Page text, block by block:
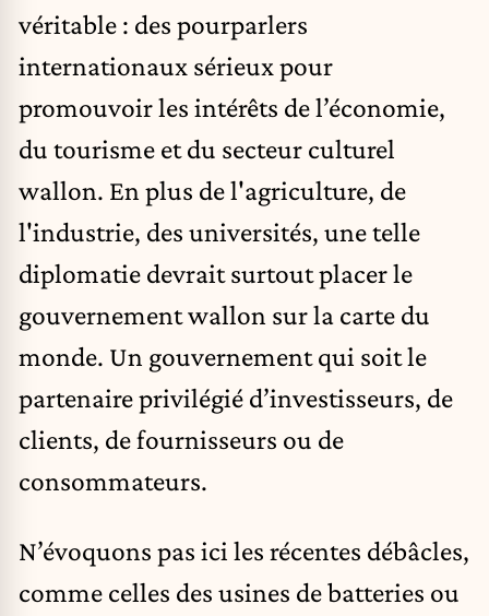
véritable : des pourparlers
internationaux sérieux pour
promouvoir les intérêts de l’économie,
du tourisme et du secteur culturel
wallon. En plus de l'agriculture, de
l'industrie, des universités, une telle
diplomatie devrait surtout placer le
gouvernement wallon sur la carte du
monde. Un gouvernement qui soit le
partenaire privilégié d’investisseurs, de
clients, de fournisseurs ou de
consommateurs.
N’évoquons pas ici les récentes débâcles,
comme celles des usines de batteries ou